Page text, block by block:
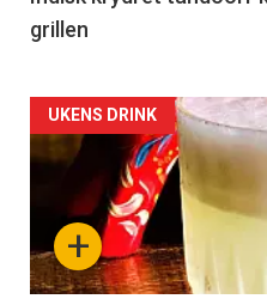
grillen
Forsiden
akkurat
nå
-
+
UKENS DRINK